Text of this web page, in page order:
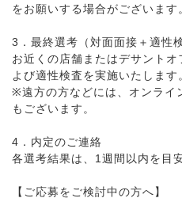
をお願いする場合がございます
3．最終選考（対面面接＋適性検
お近くの店舗またはデサント
よび適性検査を実施いたします
※遠方の方などには、オンライ
もございます。
4．内定のご連絡
各選考結果は、1週間以内を目
【ご応募をご検討中の方へ】